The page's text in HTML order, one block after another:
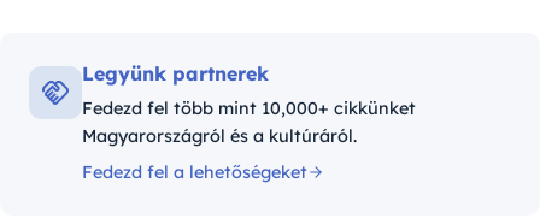
Legyünk partnerek
Fedezd fel több mint 10,000+ cikkünket
Magyarországról és a kultúráról.
Fedezd fel a lehetőségeket